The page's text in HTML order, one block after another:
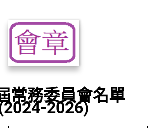
常務委員會名單
2026)